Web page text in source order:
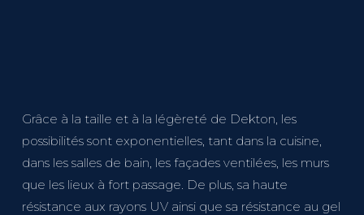
Grâce à la taille et à la légèreté de Dekton, les
possibilités sont exponentielles, tant dans la cuisine,
dans les salles de bain, les façades ventilées, les murs
que les lieux à fort passage. De plus, sa haute
résistance aux rayons UV ainsi que sa résistance au gel